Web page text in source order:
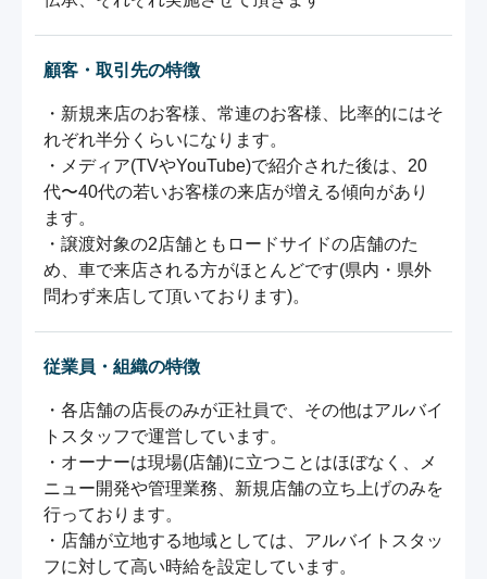
顧客・取引先の特徴
・新規来店のお客様、常連のお客様、比率的にはそ
れぞれ半分くらいになります。
・メディア(TVやYouTube)で紹介された後は、20
代〜40代の若いお客様の来店が増える傾向があり
ます。
・譲渡対象の2店舗ともロードサイドの店舗のた
め、車で来店される方がほとんどです(県内・県外
問わず来店して頂いております)。
従業員・組織の特徴
・各店舗の店長のみが正社員で、その他はアルバイ
トスタッフで運営しています。
・オーナーは現場(店舗)に立つことはほぼなく、メ
ニュー開発や管理業務、新規店舗の立ち上げのみを
行っております。
・店舗が立地する地域としては、アルバイトスタッ
フに対して高い時給を設定しています。